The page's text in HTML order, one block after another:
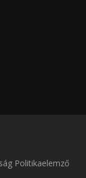
Politikaelemző